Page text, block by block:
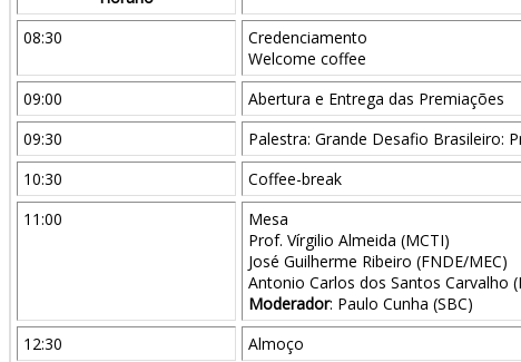
08:30
Credenciamento
Welcome coffee
09:00
Abertura e Entrega das Premiações
09:30
Palestra: Grande Desafio Brasileiro:
10:30
Coffee-break
11:00
Mesa
Prof. Vírgilio Almeida (MCTI)
José Guilherme Ribeiro (FNDE/MEC)
Antonio Carlos dos Santos Carvalho
Moderador: Paulo Cunha (SBC)
12:30
Almoço